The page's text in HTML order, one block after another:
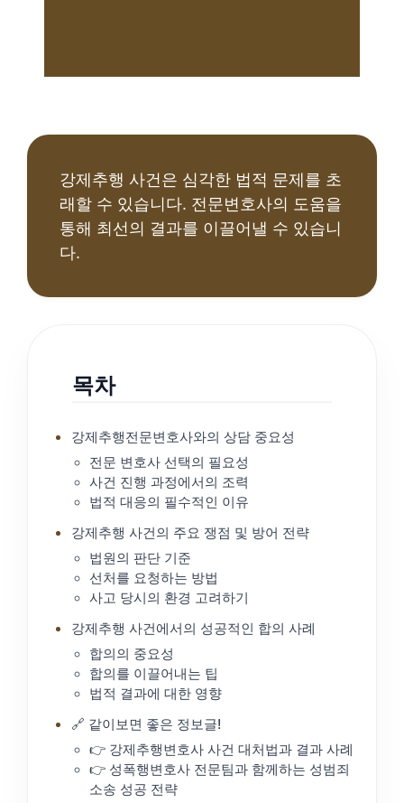
강제추행 사건은 심각한 법적 문제를 초
래할 수 있습니다. 전문변호사의 도움을
통해 최선의 결과를 이끌어낼 수 있습니
다.
목차
강제추행전문변호사와의 상담 중요성
전문 변호사 선택의 필요성
사건 진행 과정에서의 조력
법적 대응의 필수적인 이유
강제추행 사건의 주요 쟁점 및 방어 전략
법원의 판단 기준
선처를 요청하는 방법
사고 당시의 환경 고려하기
강제추행 사건에서의 성공적인 합의 사례
합의의 중요성
합의를 이끌어내는 팁
법적 결과에 대한 영향
🔗 같이보면 좋은 정보글!
👉 강제추행변호사 사건 대처법과 결과 사례
👉 성폭행변호사 전문팀과 함께하는 성범죄
소송 성공 전략